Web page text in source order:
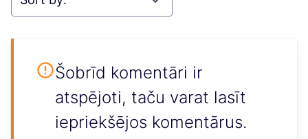
Šobrīd komentāri ir
atspējoti, taču varat lasīt
iepriekšējos komentārus.